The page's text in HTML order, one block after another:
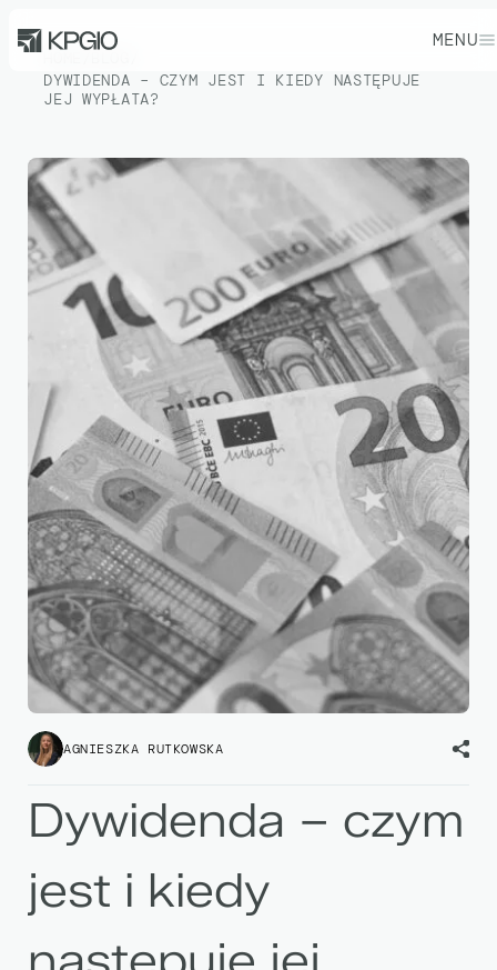
MENU
DYWIDENDA – CZYM JEST I KIEDY NASTĘPUJE
JEJ WYPŁATA?
AGNIESZKA RUTKOWSKA
Dywidenda – czym
jest i kiedy